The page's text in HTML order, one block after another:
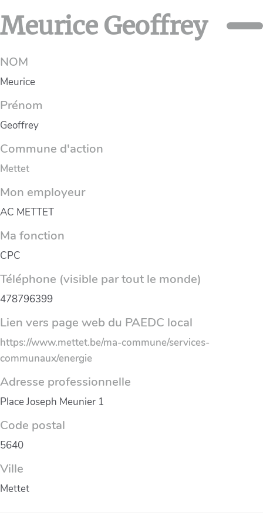
Meurice Geoffrey
NOM
Meurice
Prénom
Geoffrey
Commune d'action
Mettet
Mon employeur
AC METTET
Ma fonction
CPC
Téléphone (visible par tout le monde)
478796399
Lien vers page web du PAEDC local
https://www.mettet.be/ma-commune/services-
communaux/energie
Adresse professionnelle
Place Joseph Meunier 1
Code postal
5640
Ville
Mettet